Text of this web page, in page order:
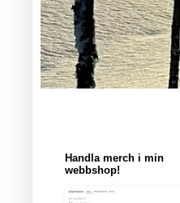
Handla merch i min
webbshop!